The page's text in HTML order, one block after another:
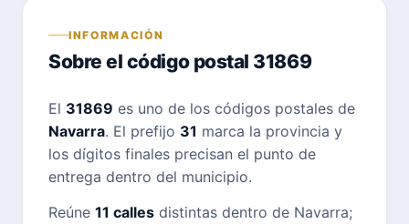
INFORMACIÓN
Sobre el código postal 31869
El 31869 es uno de los códigos postales de
Navarra. El prefijo 31 marca la provincia y
los dígitos finales precisan el punto de
entrega dentro del municipio.
Reúne 11 calles distintas dentro de Navarra;